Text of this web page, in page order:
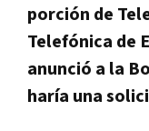
porción de
Telefónica de
anunció a la
harí­a una